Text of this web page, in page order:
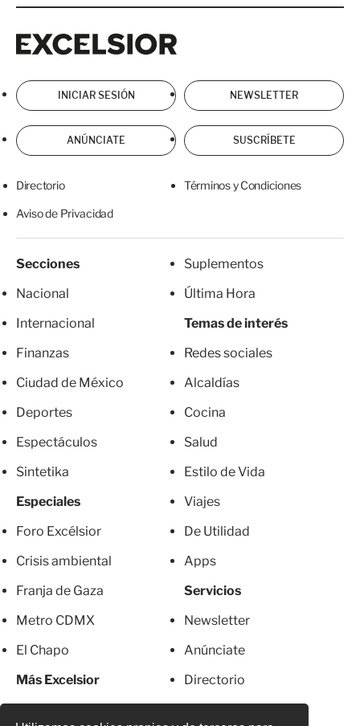
INICIAR SESIÓN NEWSLETTER
ANÚNCIATE SUSCRÍBETE
Directorio Términos y Condiciones
Aviso de Privacidad
Secciones
Nacional
Internacional
Finanzas
Ciudad de México
Deportes
Espectáculos
Sintetika
Especiales
Foro Excélsior
Crisis ambiental
Franja de Gaza
Metro CDMX
El Chapo
Más Excelsior
Suplementos
Última Hora
Temas de interés
Redes sociales
Alcaldías
Cocina
Salud
Estilo de Vida
Viajes
De Utilidad
Apps
Servicios
Newsletter
Anúnciate
Directorio